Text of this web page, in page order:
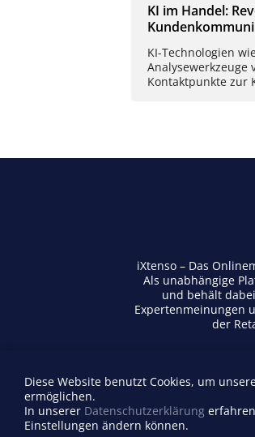
KI im Handel:
KI-Technologien
Analysewerkzeuge
Kontaktpunkte zur
iXtenso – Das
Als unabhängige
und behält
Expertenmeinungen
der
Diese Website benutzt Cookies, um
ermöglichen.
In unserer Datenschutzerklärung
Einstellungen ändern können.